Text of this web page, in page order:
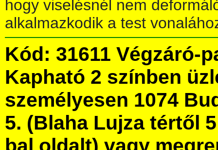
hogy viselésnél nem
alkalmazkodik a test
Kód: 31611 Végzáró-
Kapható 2 színben
személyesen 1074
5. (Blaha Lujza tértől